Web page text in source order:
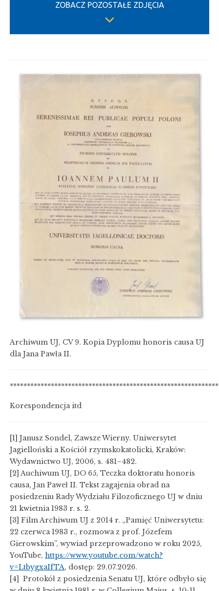
ZOBACZ POZOSTAŁE ZDJĘCIA
Archiwum UJ, CV 9. Kopia Dyplomu honoris causa UJ
dla Jana Pawła II.
Korespondencja itd
[1] Janusz Sondel, Zawsze Wierny. Uniwersytet
Jagielloński a Kościół rzymskokatolicki, Kraków:
Wydawnictwo UJ, 2006, s. 481–482.
[2] Auchiwum UJ, DO 65, Teczka doktoratu honoris
causa, Jan Paweł II. Tekst zagajenia obrad na
posiedzeniu Rady Wydziału Filozoficznego UJ w dniu
21 kwietnia 1983 r. s. 2.
[3] Film Archiwum UJ z 2014 r. „Pamięć Uniwersytetu:
22 czerwca 1983 r., rozmowa z prof. Józefem
Gierowskim”, wywiad przeprowadzono w roku 2025,
YouTube, https://www.youtube.com/watch?
v=LtbygxaIfTA, dostęp: 29.07.2026.
[4] Protokół z posiedzenia Senatu UJ, które odbyło się